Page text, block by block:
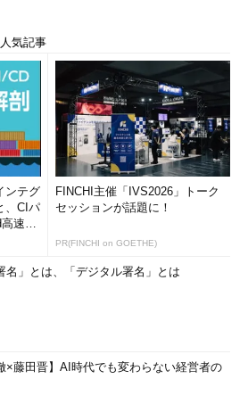
気記事
ンテグ
、CIパ
速化
FINCHI主催「IVS2026」トーク
セッションが話題に！
PR(FINCHI on GOETHE)
名」とは、「デジタル署名」とは
×藤田晋】AI時代でも変わらない経営者の